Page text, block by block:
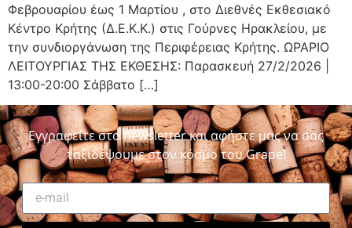
Φεβρουαρίου έως 1 Μαρτίου , στο Διεθνές Εκθεσιακό
Κέντρο Κρήτης (Δ.Ε.Κ.Κ.) στις Γούρνες Ηρακλείου, με
την συνδιοργάνωση της Περιφέρειας Κρήτης. ΩΡΑΡΙΟ
ΛΕΙΤΟΥΡΓΙΑΣ ΤΗΣ ΕΚΘΕΣΗΣ: Παρασκευή 27/2/2026 |
13:00-20:00 Σάββατο […]
Εγγραφείτε στο newsletter και αφήστε μας να σας
ταξιδέψουμε στον κόσμο του Grape!